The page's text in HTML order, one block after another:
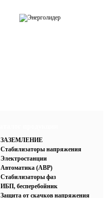
ЗАЗЕМЛЕНИЕ
Стабилизаторы напряжения
Электростанции
Автоматика (АВР)
Стабилизаторы фаз
ИБП, бесперебойник
Защита от скачков напряжения